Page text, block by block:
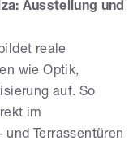
Ausstellung und
reale
wie Optik,
auf. So
im
Terrassentüren